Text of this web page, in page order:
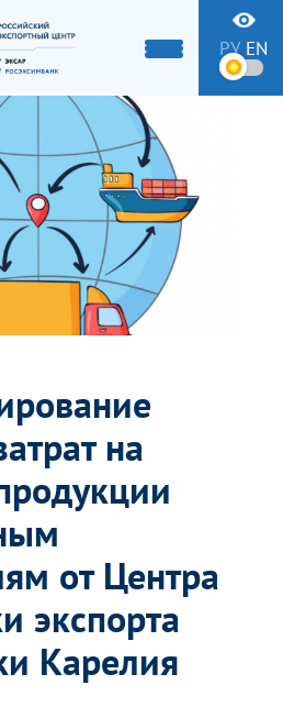
РУ EN
на
от Центра
экспорта
Карелия